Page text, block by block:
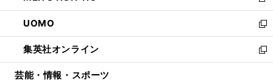
開
く
ウ
で
開
く
ン
ド
ウ
で
開
ウ
ィ
ン
ド
ウ
し
い
ウ
ィ
ン
UOMO
新
し
い
ウ
集英社オンライン
新
し
芸能・情報・スポーツ